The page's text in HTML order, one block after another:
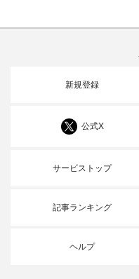
新規登録
公式X
サービストップ
記事ランキング
ヘルプ